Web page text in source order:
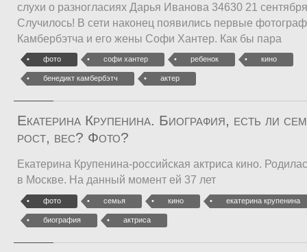
слухи о разногласиях Дарья Иванова 34630 21
Случилось! В сети наконец появились первые
Камбербэтча и его жены Софи Хантер. Как бы пара
фото софи хантер ребенок кино
бенедикт камбербэтч актер
Екатерина Крупенина. Биография, есть ли
рост, вес? Фото?
Екатерина Крупенина-российская актриса кино.
в Москве. На данный момент ей 37 лет
фото семья кино екатерина крупенина
биография актриса